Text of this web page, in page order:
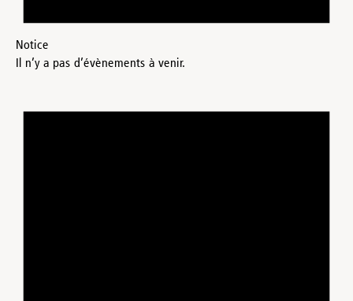
Notice
Il n’y a pas d’évènements à venir.